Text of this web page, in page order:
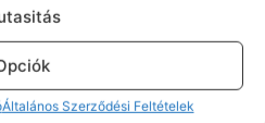
Általános Szerződési Feltételek
vagyunk: ha kérdésed van, élő
Szegeden.